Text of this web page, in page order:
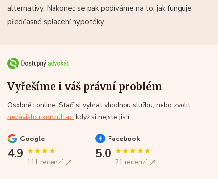
alternativy. Nakonec se pak podíváme na to, jak funguje
předčasné splacení hypotéky.
Vyřešíme i váš právní problém
Osobně i online. Stačí si vybrat vhodnou službu, nebo zvolit
nezávislou konzultaci když si nejste jistí.
Google
4.9
111 recenzí
Facebook
5.0
21 recenzí